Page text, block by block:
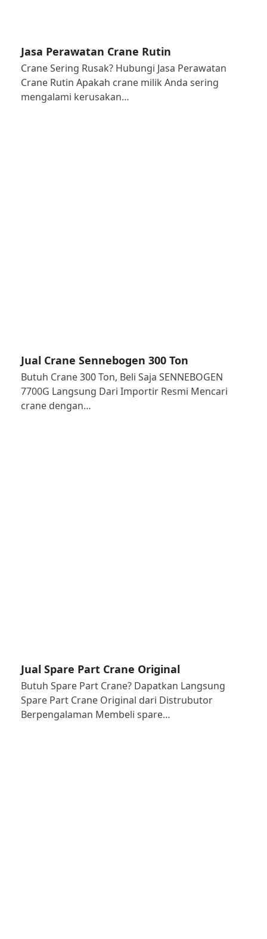
Jasa Perawatan Crane Rutin
Crane Sering Rusak? Hubungi Jasa Perawatan
Crane Rutin Apakah crane milik Anda sering
mengalami kerusakan…
Jual Crane Sennebogen 300 Ton
Butuh Crane 300 Ton, Beli Saja SENNEBOGEN
7700G Langsung Dari Importir Resmi Mencari
crane dengan…
Jual Spare Part Crane Original
Butuh Spare Part Crane? Dapatkan Langsung
Spare Part Crane Original dari Distrubutor
Berpengalaman Membeli spare…